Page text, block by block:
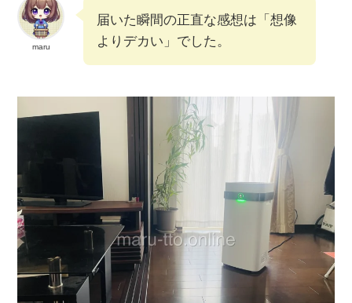
maru
届いた瞬間の正直な感想は「想像
よりデカい」でした。